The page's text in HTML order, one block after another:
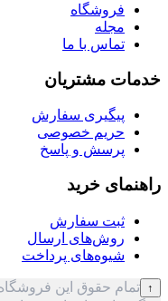
فروشگاه
مجله
تماس با ما
خدمات مشتریان
پیگیری سفارش
حریم خصوصی
پرسش و پاسخ
راهنمای خرید
ثبت سفارش
روش‌های ارسال
شیوه‌های پرداخت
↑ تمام حقوق این